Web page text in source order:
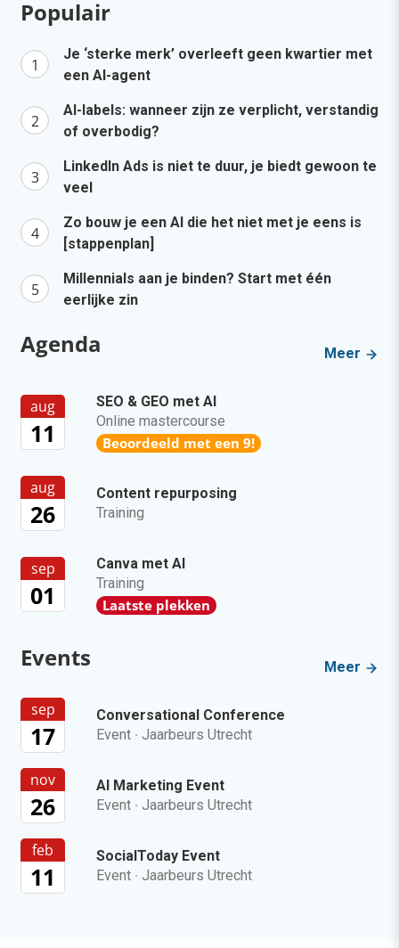
Populair
Je ‘sterke merk’ overleeft geen kwartier met
een AI-agent
AI-labels: wanneer zijn ze verplicht, verstandig
of overbodig?
LinkedIn Ads is niet te duur, je biedt gewoon te
veel
Zo bouw je een AI die het niet met je eens is
[stappenplan]
Millennials aan je binden? Start met één
eerlijke zin
Agenda Meer
aug
11
SEO & GEO met AI
Online mastercourse
Beoordeeld met een 9!
aug
26
Content repurposing
Training
sep
01
Canva met AI
Training
Laatste plekken
Events Meer
sep
17
Conversational Conference
Event · Jaarbeurs Utrecht
nov
26
AI Marketing Event
Event · Jaarbeurs Utrecht
feb
11
SocialToday Event
Event · Jaarbeurs Utrecht